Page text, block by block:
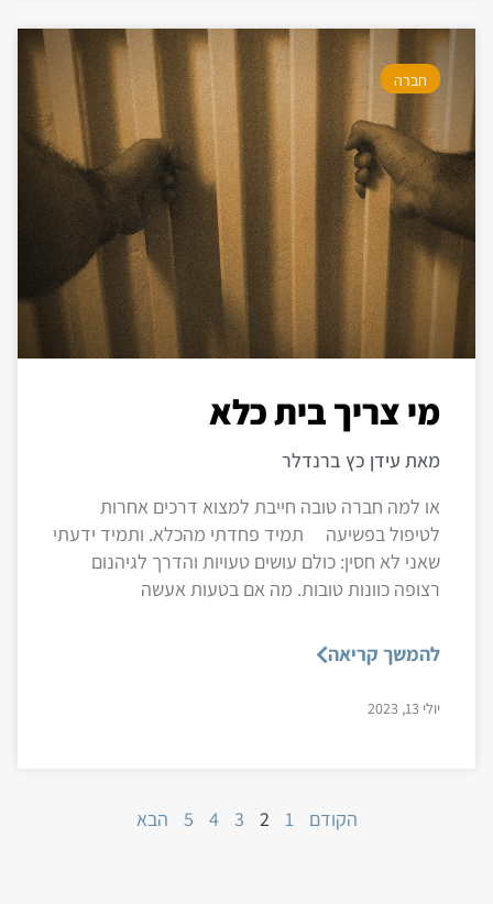
חברה
מי צריך בית כלא
מאת עידן כץ ברנדלר
או למה חברה טובה חייבת למצוא דרכים אחרות
לטיפול בפשיעה תמיד פחדתי מהכלא. ותמיד ידעתי
שאני לא חסין: כולם עושים טעויות והדרך לגיהנום
רצופה כוונות טובות. מה אם בטעות אעשה
להמשך קריאה
יולי 13, 2023
הקודם 1
2
3
4
5 הבא